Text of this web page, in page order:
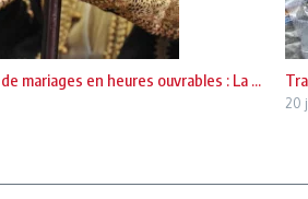
mariages en heures ouvrables : La ...
20